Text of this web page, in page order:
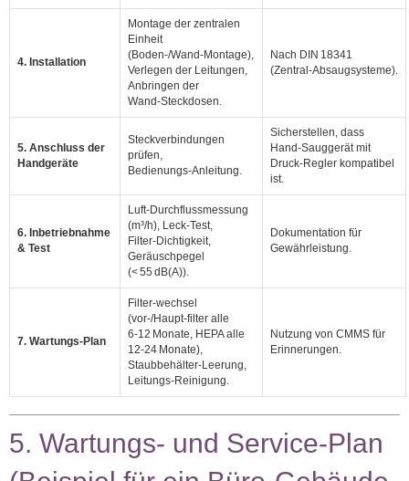
4. Installation
Montage der zentralen
Einheit
(Boden‑/Wand‑Montage),
Verlegen der Leitungen,
Anbringen der
Wand‑Steckdosen.
Nach DIN 18341
(Zentral‑Absaugsysteme).
5. Anschluss der
Handgeräte
Steckverbindungen
prüfen,
Bedienungs‑Anleitung.
Sicherstellen, dass
Hand‑Sauggerät mit
Druck‑Regler kompatibel
ist.
6. Inbetriebnahme
& Test
Luft‑Durchflussmessung
(m³/h), Leck‑Test,
Filter‑Dichtigkeit,
Geräuschpegel
(< 55 dB(A)).
Dokumentation für
Gewährleistung.
7. Wartungs‑Plan
Filter‑wechsel
(vor‑/Haupt‑filter alle
6‑12 Monate, HEPA alle
12‑24 Monate),
Staubbehälter‑Leerung,
Leitungs‑Reinigung.
Nutzung von CMMS für
Erinnerungen.
5. Wartungs‑ und Service‑Plan